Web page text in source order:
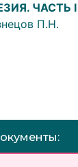
ЧАСТЬ I
П.Н.